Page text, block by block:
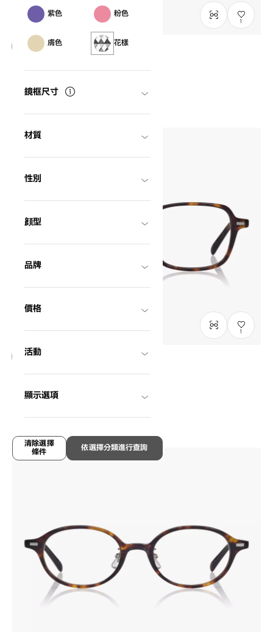
紫色 粉色
膚色 花樣
鏡框尺寸
材質
性別
顔型
品牌
價格
活動
顯示選項
依選擇分類進行查詢
清除選擇
條件
1
NT$6,790
1
NC3037G-5AC2